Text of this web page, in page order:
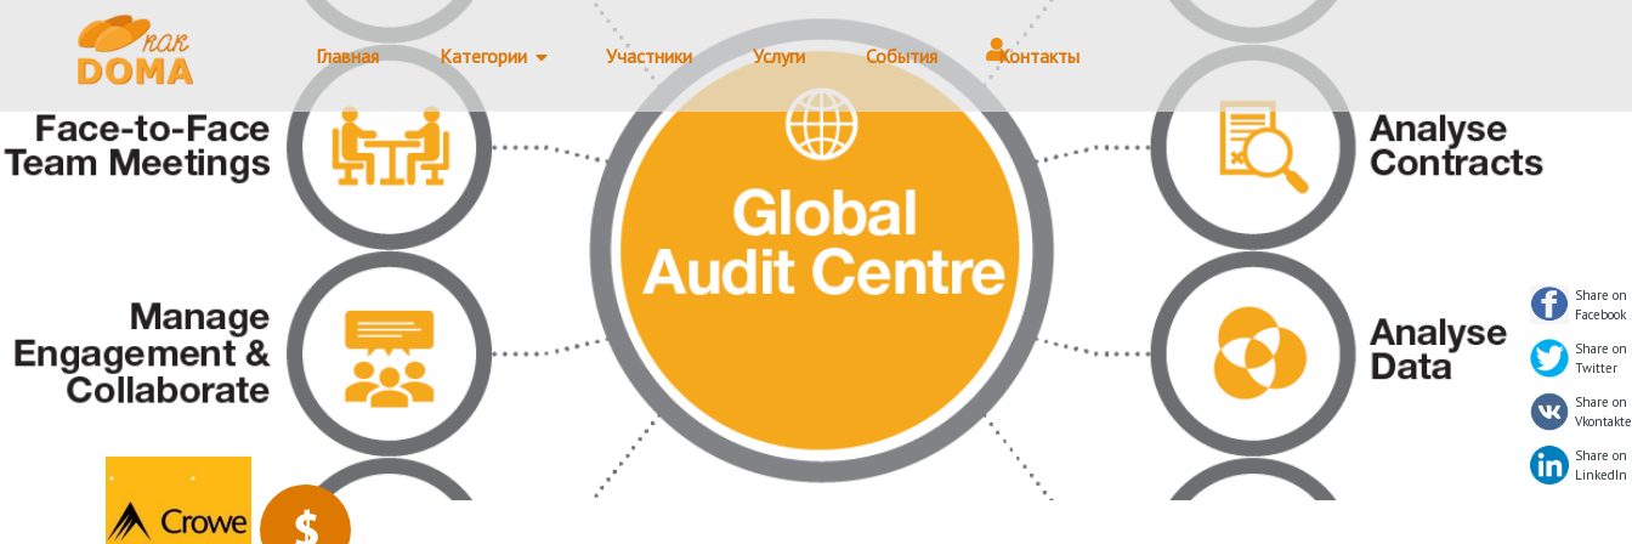
Главная Категории Участники Услуги События Контакты
Share on
Facebook
Share on
Twitter
Share on
Vkontakte
Share on
LinkedIn